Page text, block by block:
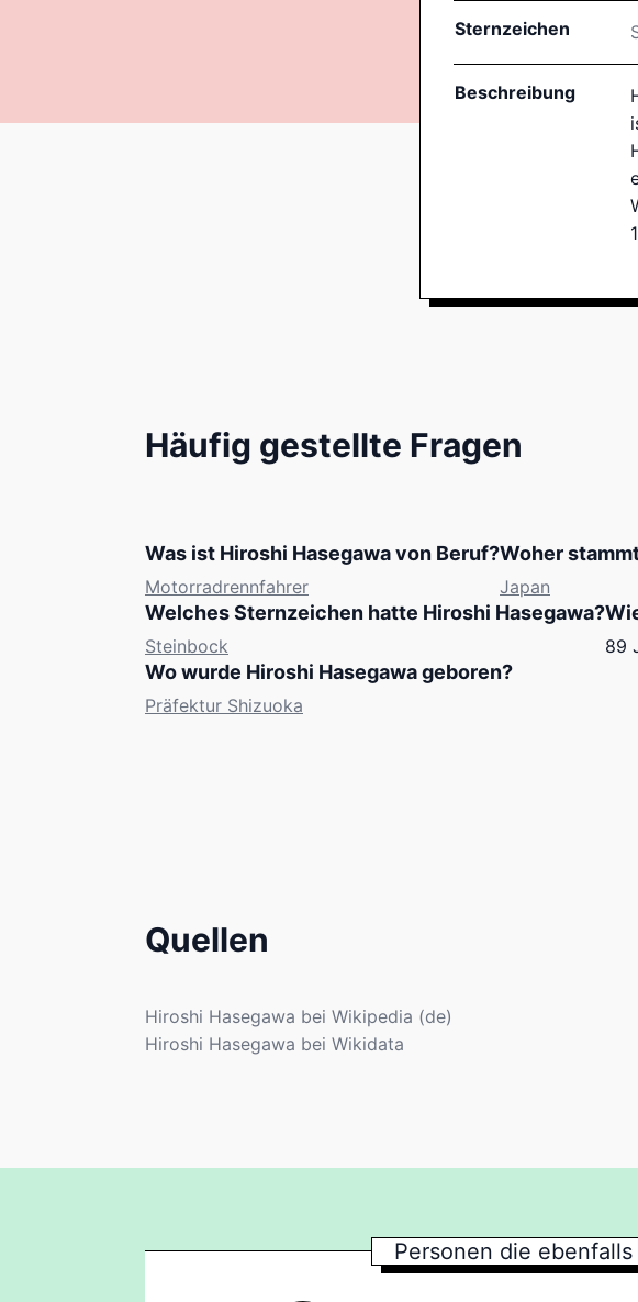
Sternzeichen
Beschreibung
Häufig gestellte Fragen
Was ist Hiroshi Hasegawa von Beruf?
Motorradrennfahrer
Woher
Japan
Welches Sternzeichen hatte Hiroshi Hasegawa?
Steinbock 89
Wo wurde Hiroshi Hasegawa geboren?
Präfektur Shizuoka
Quellen
Hiroshi Hasegawa bei Wikipedia (de)
Hiroshi Hasegawa bei Wikidata
Personen die ebenfalls